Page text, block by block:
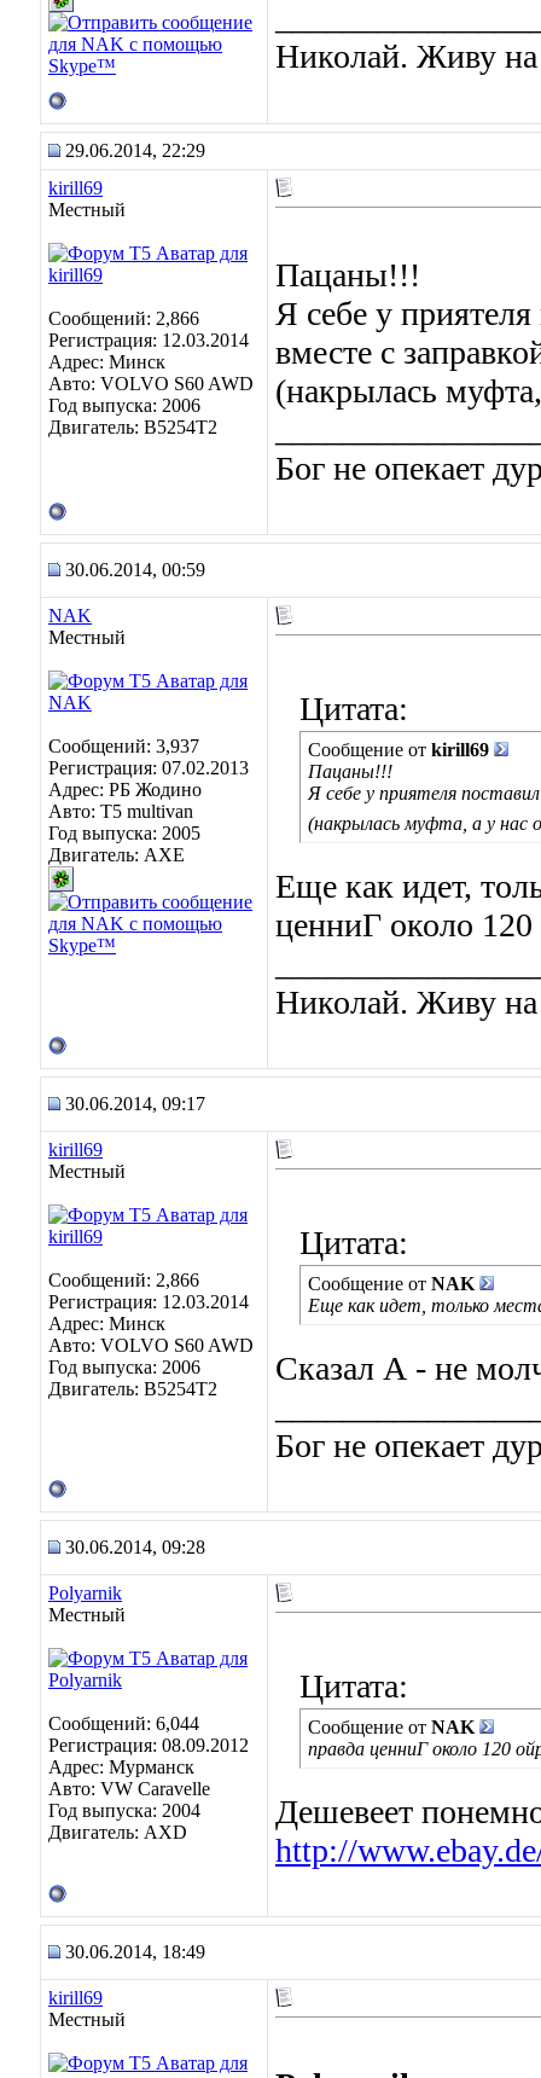
Николай. Живу на
29.06.2014, 22:29
kirill69
Местный
Сообщений: 2,866
Регистрация: 12.03.2014
Адрес: Минск
Авто: VOLVO S60 AWD
Год выпуска: 2006
Двигатель: B5254T2
Пацаны!!!
Я себе у
вместе с
(накрылась
Бог не опекает
30.06.2014, 00:59
NAK
Местный
Сообщений: 3,937
Регистрация: 07.02.2013
Адрес: РБ Жодино
Авто: T5 multivan
Год выпуска: 2005
Двигатель: AXE
Цитата:
Сообщение от kirill69
Пацаны!!!
Я себе у приятеля
(накрылась муфта, а у нас
Еще как идет,
ценниГ около 120
Николай. Живу на
30.06.2014, 09:17
kirill69
Местный
Сообщений: 2,866
Регистрация: 12.03.2014
Адрес: Минск
Авто: VOLVO S60 AWD
Год выпуска: 2006
Двигатель: B5254T2
Цитата:
Сообщение от NAK
Еще как идет, только
Сказал А - не
Бог не опекает
30.06.2014, 09:28
Polyarnik
Местный
Сообщений: 6,044
Регистрация: 08.09.2012
Адрес: Мурманск
Авто: VW Caravelle
Год выпуска: 2004
Двигатель: AXD
Цитата:
Сообщение от NAK
правда ценниГ около 120
Дешевеет
http://
30.06.2014, 18:49
kirill69
Местный